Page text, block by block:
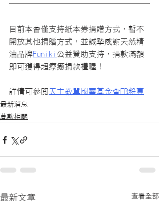
目前本會僅支持紙本券捐贈方式，暫不
開放其他捐贈方式，並誠摯感謝天然精
油品牌Funiki公益贊助支持，捐款滿額
即可獲得超療癒捐款禮喔！
詳情可參閱天主教單國璽基金會FB粉專
最新消息
募款相關
最新文章 查看全部